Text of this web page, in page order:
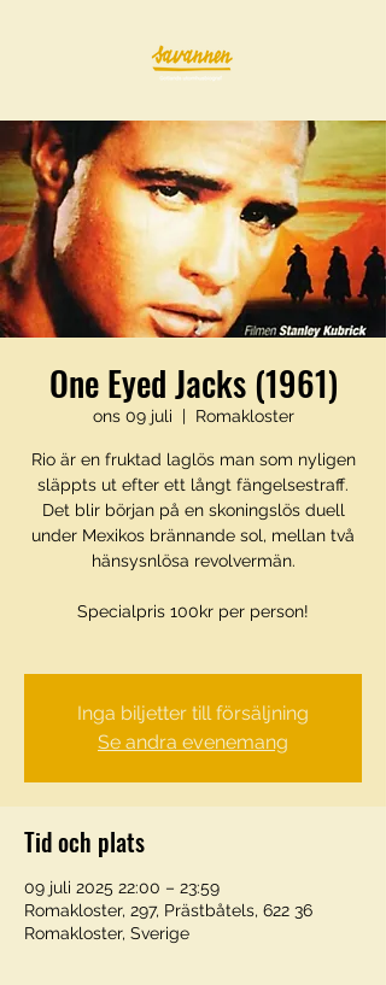
One Eyed Jacks (1961)
ons 09 juli
  |
Romakloster
Rio är en fruktad laglös man som nyligen
släppts ut efter ett långt fängelsestraff.
Det blir början på en skoningslös duell
under Mexikos brännande sol, mellan två
hänsysnlösa revolvermän.
Specialpris 100kr per person!
Inga biljetter till försäljning
Se andra evenemang
Tid och plats
09 juli 2025 22:00 – 23:59
Romakloster, 297, Prästbåtels, 622 36
Romakloster, Sverige